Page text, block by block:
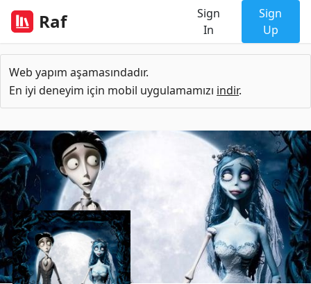
Raf
Sign
In
Sign
Up
Web yapım aşamasındadır.
En iyi deneyim için mobil uygulamamızı indir.